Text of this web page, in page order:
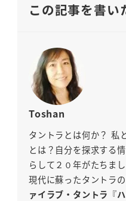
この記事を書い
Toshan
タントラとは何か？ 私
とは？自分を探求する
らして２０年がたちまし
現代に蘇ったタントラ
ァイラブ・タントラ 『